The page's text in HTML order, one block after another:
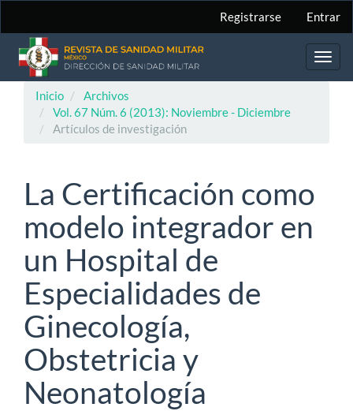
Contenido
principal
Barra
lateral
Registrarse Entrar
Inicio
Archivos
Vol. 67 Núm. 6 (2013): Noviembre - Diciembre
Artículos de investigación
La Certificación como
modelo integrador en
un Hospital de
Especialidades de
Ginecología,
Obstetricia y
Neonatología